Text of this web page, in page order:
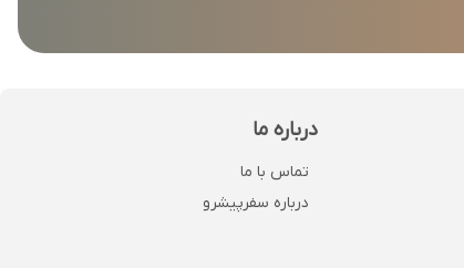
درباره ما
تماس با ما
درباره سفرپیشرو